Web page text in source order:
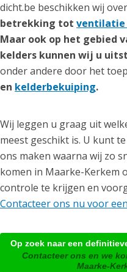
dicht.be beschikken wij over
betrekking tot ventilatie
Maar ook op het gebied
kelders kunnen wij u
onder andere door het
en kelderbekuiping.
Wij leggen u graag uit
meest geschikt is. U kunt
ons maken waarna wij zo
komen in Maarke-Kerkem
controle te krijgen en
Contacteer ons nu voor
Op zoek naar een
Contacteer ons en we
Maarke-